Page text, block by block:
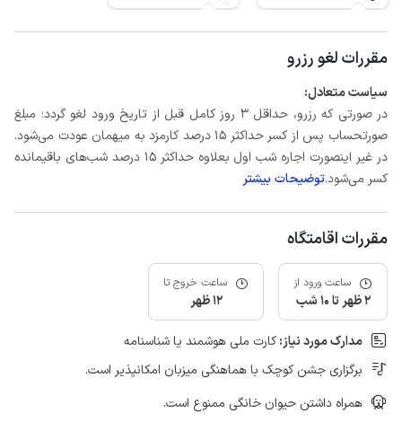
مقررات لغو رزرو
سیاست متعادل:
در صورتی که رزرو، حداقل 3 روز کامل قبل از تاریخ ورود لغو گردد؛ مبلغ
صورتحساب پس از کسر حداکثر 15 درصد کارمزد به میهمان عودت می‌شود.
در غیر اینصورت اجاره شب اول بعلاوه حداکثر 15 درصد شب‌های باقیمانده
کسر می‌شود.توضیحات بیشتر
مقررات اقامتگاه
ساعت ورود از
2 ظهر تا 10 شب
ساعت خروج تا
12 ظهر
مدارک مورد نیاز:کارت ملی هوشمند یا شناسنامه
برگزاری جشن کوچک با هماهنگی میزبان امکانپذیر است.
همراه داشتن حیوان خانگی ممنوع است.